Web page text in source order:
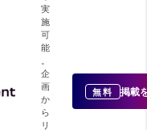
実
施
可
能
。
企
画
か
ら
リ
無料 掲載